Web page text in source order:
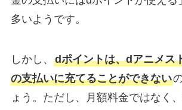
多いようです。
しかし、 dポイントは、dアニメス
の支払いに充てることができない
ょう。ただし、月額料金ではなく